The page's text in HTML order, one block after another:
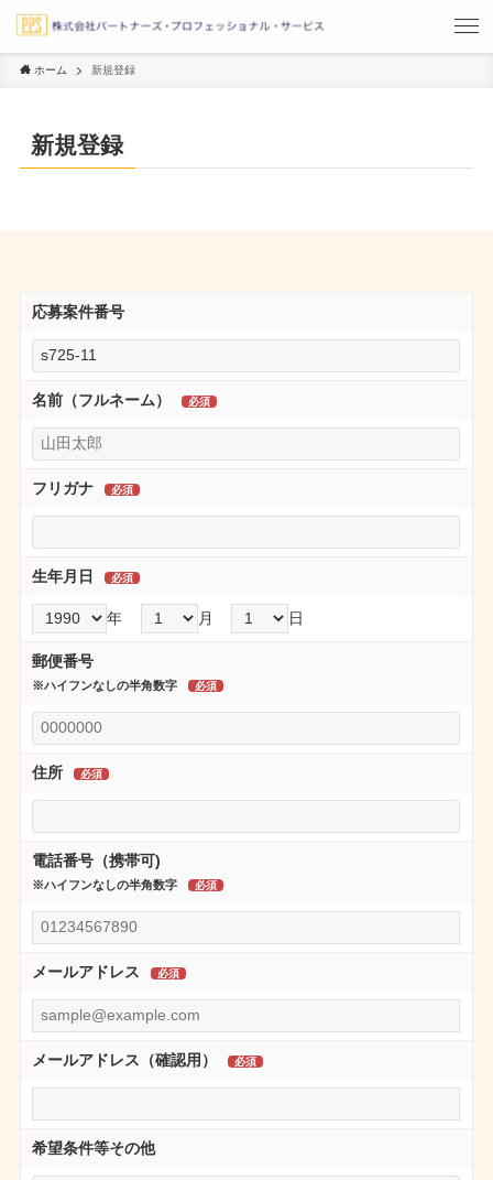
ホーム 新規登録
新規登録
応募案件番号
名前（フルネーム）
フリガナ
生年月日
年 月 日
郵便番号
※ハイフンなしの半角数字
住所
電話番号（携帯可)
※ハイフンなしの半角数字
メールアドレス
メールアドレス（確認用）
希望条件等その他